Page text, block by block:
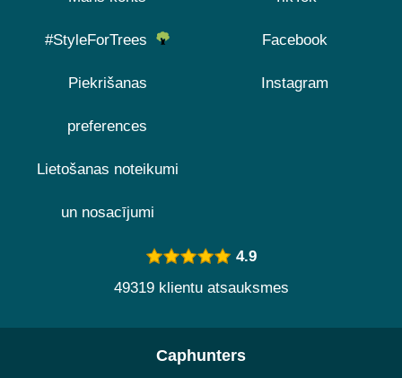
#StyleForTrees
Piekrišanas
preferences
Lietošanas noteikumi
un nosacījumi
Facebook
Instagram
4.9
49319 klientu atsauksmes
Caphunters